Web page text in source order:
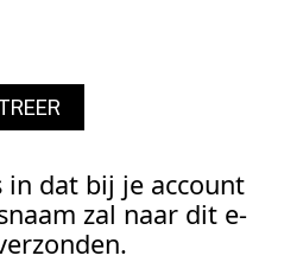
in dat bij je account
zal naar dit e-